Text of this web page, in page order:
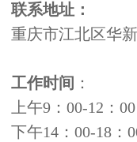
联系地址：
重庆市江北区华
工作时间 ：
上午9：00-12：
下午14：00-18：